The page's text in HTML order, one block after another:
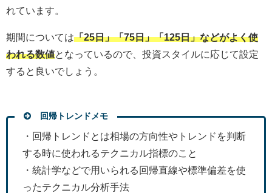
れています。
期間については「25日」「75日」「125日」などがよく使
われる数値となっているので、投資スタイルに応じて設定
すると良いでしょう。
回帰トレンドメモ
・回帰トレンドとは相場の方向性やトレンドを判断
する時に使われるテクニカル指標のこと
・統計学などで用いられる回帰直線や標準偏差を使
ったテクニカル分析手法